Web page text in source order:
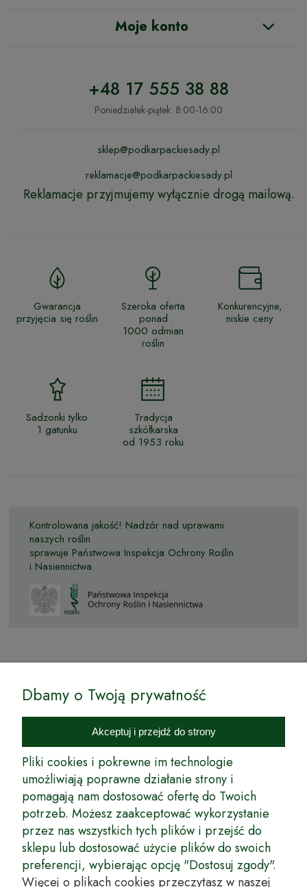
Moje konto
+48 17 555 38 88
Poniedziałek-piątek: 8:00-16:00
sklep@podkarpackiesady.pl
reklamacje@podkarpackiesady.pl
Reklamacje przyjmujemy wyłącznie drogą mailową.
Gwarancja
przyjęcia się roślin
Szeroka oferta
ponad
1000 odmian
roślin
Konkurencyjne,
niskie ceny
Sadzonki tylko
1 gatunku
Tradycja
szkółkarska
od 1953 roku
Kontrolowana jakość! Nadzór nad uprawami
naszych roślin
sprawuje Państwowa Inspekcja Ochrony Roślin
i Nasiennictwa
Internetowy Sklep Ogrodniczy Podkarpackie Sady to inicjatywa
podkarpackich szkółkarzy, której zamierzeniem jest wprowadzenie na
rynek wysokiej jakości drzewek owocowych, drzewek ozdobnych oraz
innych produktów pozwalających na uprawianie zarówno małych, jak
i dużych sadów oraz ogrodów.
Wspólnie stworzyliśmy dla Państwa kompleksową ofertę - wspaniałe
produkty, dary ziemi ze szkółek drzewek ozdobnych i owocowych,
których tradycje sięgają roku 1953. Drzewka produkowane są
z najwyższą starannością przez trzecie pokolenie plantatorów.
Długoletnie Doświadczenie sprawiło, że wszystkie drzewka cechuje
duża odporność na zmienne warunki atmosferyczne naszego klimatu
oraz niezwykły urodzaj. W ofercie naszego internetowego sklepu
Dbamy o Twoją prywatność
Akceptuj i przejdź do strony
Pliki cookies i pokrewne im technologie
umożliwiają poprawne działanie strony i
pomagają nam dostosować ofertę do Twoich
potrzeb. Możesz zaakceptować wykorzystanie
przez nas wszystkich tych plików i przejść do
sklepu lub dostosować użycie plików do swoich
preferencji, wybierając opcję "Dostosuj zgody".
Więcej o plikach cookies przeczytasz w naszej